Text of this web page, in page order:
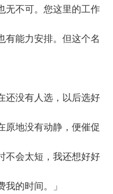
无不可。您这里的工作
有能力安排。但这个名
没有人选，以后选好
原地没有动静，便催促
不会太短，我还想好好
的时间。」